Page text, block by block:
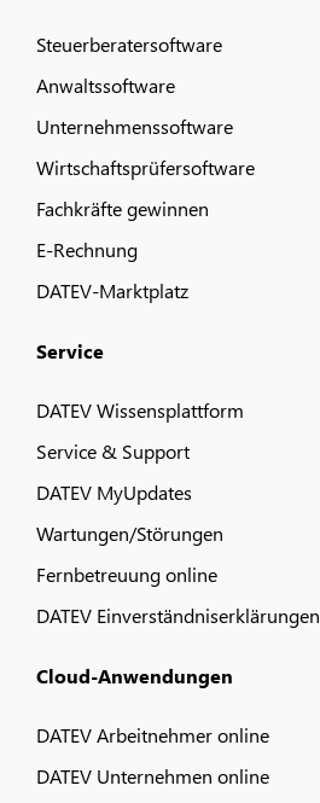
Steuerberatersoftware
Anwaltssoftware
Unternehmenssoftware
Wirtschaftsprüfersoftware
Fachkräfte gewinnen
E-Rechnung
DATEV-Marktplatz
Service
DATEV Wissensplattform
Service & Support
DATEV MyUpdates
Wartungen/Störungen
Fernbetreuung online
DATEV Einverständniserklärungen
Cloud-Anwendungen
DATEV Arbeitnehmer online
DATEV Unternehmen online